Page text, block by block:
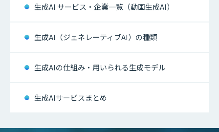
生成AI サービス・企業一覧（動画生成AI）
生成AI（ジェネレーティブAI）の種類
生成AIの仕組み・用いられる生成モデル
生成AIサービスまとめ